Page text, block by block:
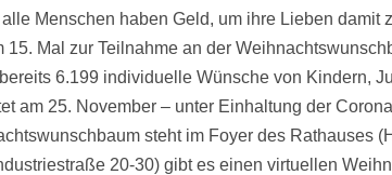
Menschen haben Geld, um ihre Lieben
15. Mal zur Teilnahme an der
6.199 individuelle Wünsche von Kindern,
am 25. November – unter Einhaltung der
steht im Foyer des Rathauses
20-30) gibt es einen virtuellen